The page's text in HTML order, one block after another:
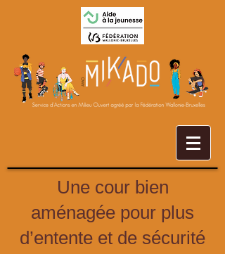
Une cour bien
aménagée pour plus
d’entente et de sécurité